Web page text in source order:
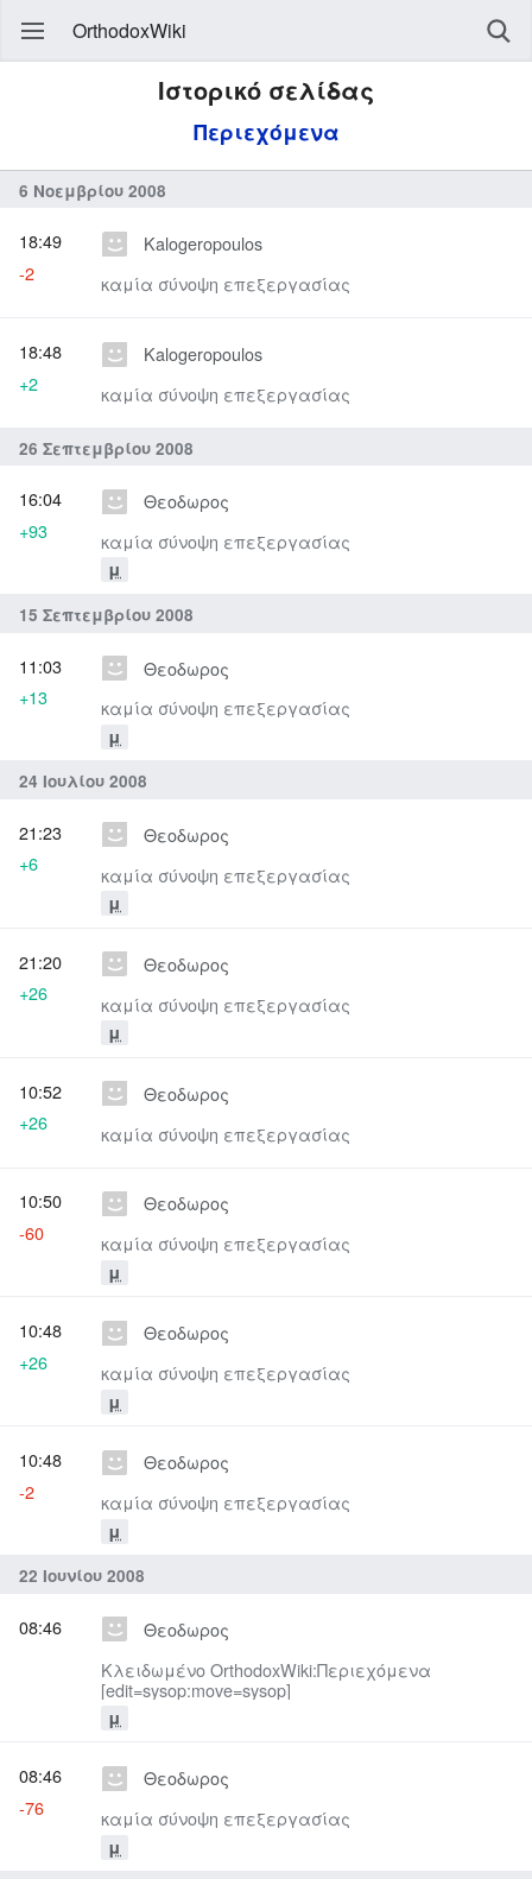
OrthodoxWiki
Ιστορικό σελίδας
Περιεχόμενα
6 Νοεμβρίου 2008
Kalogeropoulos
καμία σύνοψη επεξεργασίας
18:49
-2
Kalogeropoulos
καμία σύνοψη επεξεργασίας
18:48
+2
26 Σεπτεμβρίου 2008
Θεοδωρος
καμία σύνοψη επεξεργασίας
μ
16:04
+93
15 Σεπτεμβρίου 2008
Θεοδωρος
καμία σύνοψη επεξεργασίας
μ
11:03
+13
24 Ιουλίου 2008
Θεοδωρος
καμία σύνοψη επεξεργασίας
μ
21:23
+6
Θεοδωρος
καμία σύνοψη επεξεργασίας
μ
21:20
+26
Θεοδωρος
καμία σύνοψη επεξεργασίας
10:52
+26
Θεοδωρος
καμία σύνοψη επεξεργασίας
μ
10:50
-60
Θεοδωρος
καμία σύνοψη επεξεργασίας
μ
10:48
+26
Θεοδωρος
καμία σύνοψη επεξεργασίας
μ
10:48
-2
22 Ιουνίου 2008
Θεοδωρος
Κλειδωμένο OrthodoxWiki:Περιεχόμενα
[edit=sysop:move=sysop]
μ
08:46
Θεοδωρος
καμία σύνοψη επεξεργασίας
μ
08:46
-76